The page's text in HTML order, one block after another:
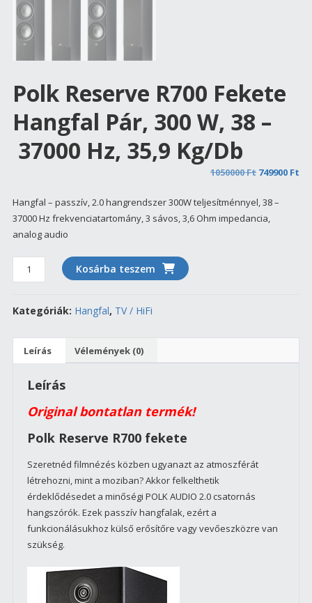
Polk Reserve R700 Fekete
Hangfal Pár, 300 W, 38 –
37000 Hz, 35,9 Kg/db
1050000Ft Original
was:
1050000 Ft.
749900 Ft
Hangfal – passzív, 2.0 hangrendszer 300W teljesítménnyel, 38 –
37000 Hz frekvenciatartomány, 3 sávos, 3,6 Ohm impedancia,
analog audio
Polk
Reserve
fekete
mennyiség
Kosárba teszem
Kategóriák: Hangfal, TV / HiFi
Leírás Vélemények (0)
Leírás
Original bontatlan termék!
Polk Reserve R700 fekete
Szeretnéd filmnézés közben ugyanazt az atmoszférát
létrehozni, mint a moziban? Akkor felkelthetik
érdeklődésedet a minőségi POLK AUDIO 2.0 csatornás
hangszórók. Ezek passzív hangfalak, ezért a
funkcionálásukhoz külső erősítőre vagy vevőeszközre van
szükség.